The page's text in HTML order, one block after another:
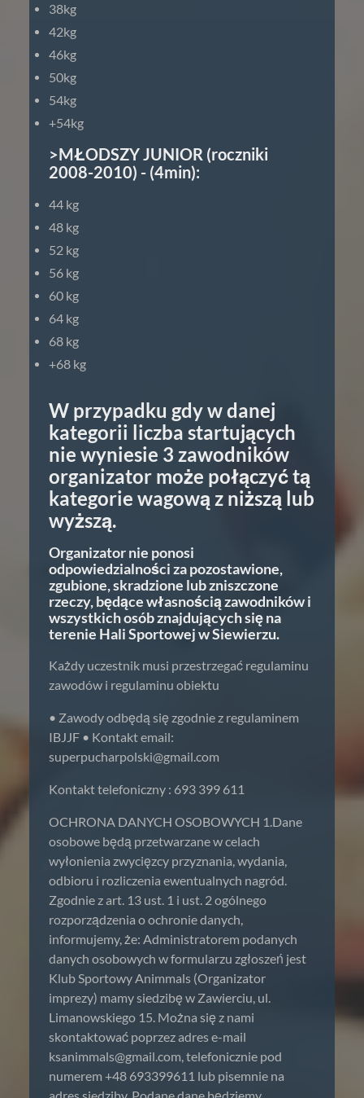
38kg
42kg
46kg
50kg
54kg
+54kg
>MŁODSZY JUNIOR (roczniki
2008-2010) - (4min):
44 kg
48 kg
52 kg
56 kg
60 kg
64 kg
68 kg
+68 kg
W przypadku gdy w danej
kategorii liczba startujących
nie wyniesie 3 zawodników
organizator może połączyć tą
kategorie wagową z niższą lub
wyższą.
Organizator nie ponosi
odpowiedzialności za pozostawione,
zgubione, skradzione lub zniszczone
rzeczy, będące własnością zawodników i
wszystkich osób znajdujących się na
terenie Hali Sportowej w Siewierzu.
Każdy uczestnik musi przestrzegać regulaminu
zawodów i regulaminu obiektu
• Zawody odbędą się zgodnie z regulaminem
IBJJF • Kontakt email:
superpucharpolski@gmail.com
Kontakt telefoniczny : 693 399 611
OCHRONA DANYCH OSOBOWYCH 1.Dane
osobowe będą przetwarzane w celach
wyłonienia zwycięzcy przyznania, wydania,
odbioru i rozliczenia ewentualnych nagród.
Zgodnie z art. 13 ust. 1 i ust. 2 ogólnego
rozporządzenia o ochronie danych,
informujemy, że: Administratorem podanych
danych osobowych w formularzu zgłoszeń jest
Klub Sportowy Animmals (Organizator
imprezy) mamy siedzibę w Zawierciu, ul.
Limanowskiego 15. Można się z nami
skontaktować poprzez adres e-mail
ksanimmals@gmail.com, telefonicznie pod
numerem +48 693399611 lub pisemnie na